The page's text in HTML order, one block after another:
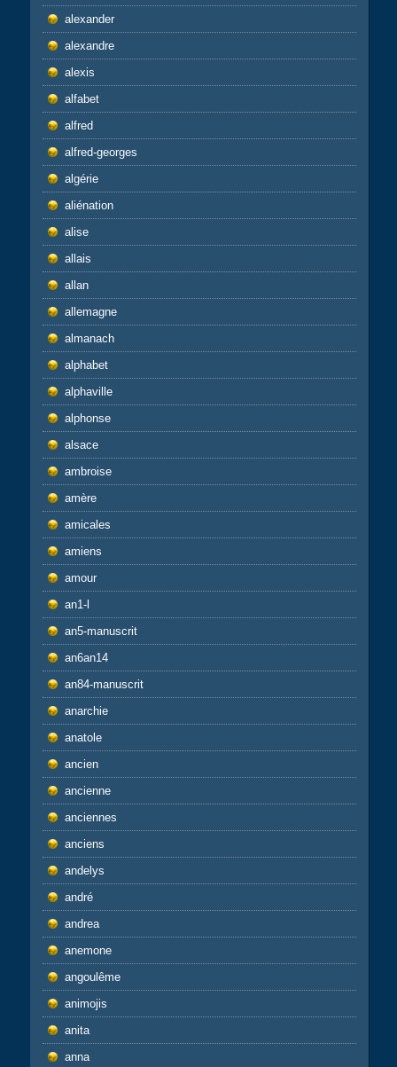
alexander
alexandre
alexis
alfabet
alfred
alfred-georges
algérie
aliénation
alise
allais
allan
allemagne
almanach
alphabet
alphaville
alphonse
alsace
ambroise
amère
amicales
amiens
amour
an1-l
an5-manuscrit
an6an14
an84-manuscrit
anarchie
anatole
ancien
ancienne
anciennes
anciens
andelys
andré
andrea
anemone
angoulême
animojis
anita
anna